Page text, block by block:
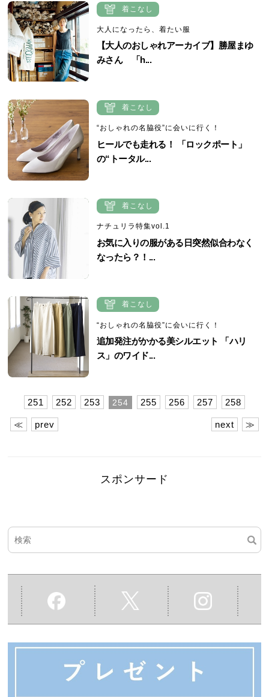
着こなし
大人になったら、着たい服
【大人のおしゃれアーカイブ】勝屋まゆ
みさん 「h...
着こなし
“おしゃれの名脇役”に会いに行く！
ヒールでも走れる！ 「ロックポート」
の“トータル...
着こなし
ナチュリラ特集vol.1
お気に入りの服がある日突然似合わなく
なったら？！...
着こなし
“おしゃれの名脇役”に会いに行く！
追加発注がかかる美シルエット 「ハリ
ス」のワイド...
≪ prev
251 252 253 254 255 256 257 258
next ≫
スポンサード